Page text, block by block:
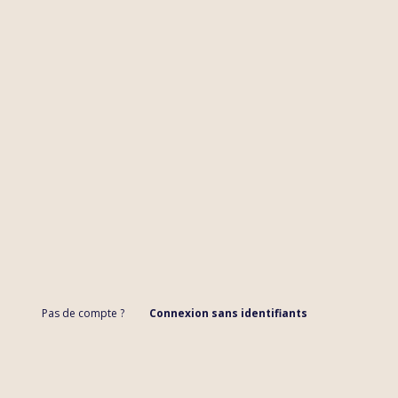
Pas de compte ? Connexion sans identifiants